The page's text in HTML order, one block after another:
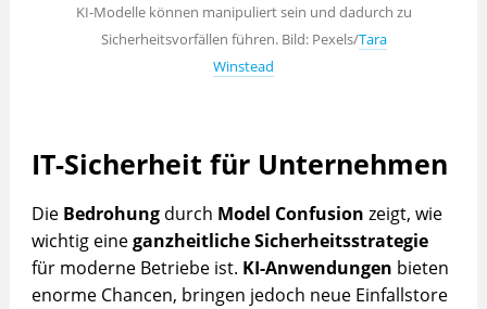
KI-Modelle können manipuliert sein und dadurch zu
Sicherheitsvorfällen führen. Bild: Pexels/Tara
Winstead
IT-Sicherheit für Unternehmen
Die Bedrohungdurch Model Confusion zeigt, wie
wichtig eineganzheitliche Sicherheitsstrategie
für moderne Betriebe ist. KI-Anwendungen bieten
enorme Chancen, bringen jedoch neue Einfallstore